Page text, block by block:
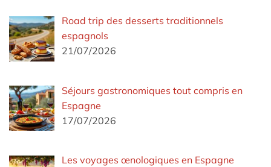
Road trip des desserts traditionnels
espagnols
21/07/2026
Séjours gastronomiques tout compris en
Espagne
17/07/2026
Les voyages œnologiques en Espagne